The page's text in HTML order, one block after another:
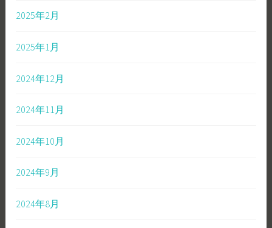
2025年2月
2025年1月
2024年12月
2024年11月
2024年10月
2024年9月
2024年8月